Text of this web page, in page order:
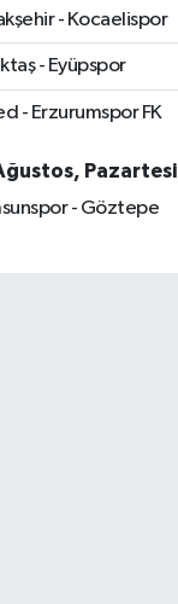
- Kocaelispor
- Eyüpspor
- Erzurumspor FK
Pazartesi
- Göztepe